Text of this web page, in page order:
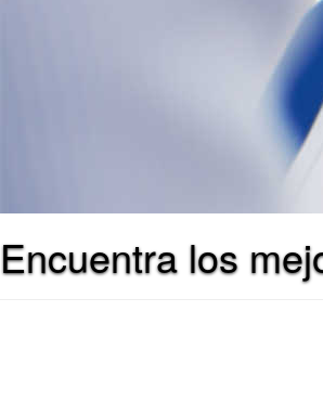
Encuentra los